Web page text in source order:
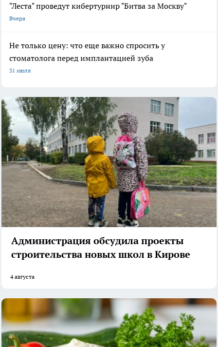
"Леста" проведут кибертурнир "Битва за Москву"
Вчера
Не только цену: что еще важно спросить у
стоматолога перед имплантацией зуба
31 июля
Администрация обсудила проекты
строительства новых школ в Кирове
4 августа